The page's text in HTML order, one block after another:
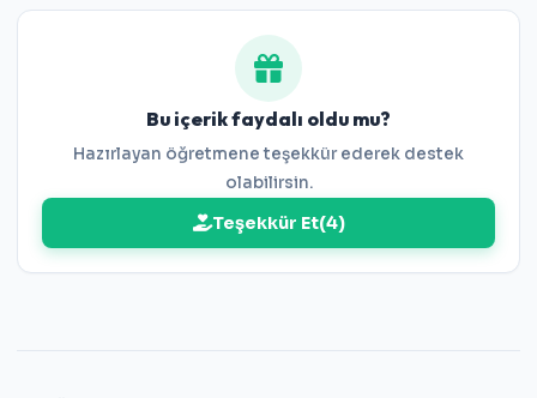
11-C 12-B 13-D 14-A 15-C 16-C 17-C 18-B 19-A 20-C 21-
D 22-B 23-C 24-B 25-A 26-C 27-C 28-B 29-B 30-A 31-B
32-C 33-A 34-B 35-A 36-D 37-B 38-D 39-A 40-B 41-C
42-C 43-B 44-C 45-B 46-C
Bu içerik faydalı oldu mu?
Hazırlayan öğretmene teşekkür ederek destek
olabilirsin.
Teşekkür Et(4)